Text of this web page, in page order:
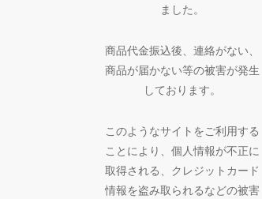
ました。
商品代金振込後、連絡がない、
商品が届かない等の被害が発生
しております。
このようなサイトをご利用する
ことにより、個人情報が不正に
取得される、クレジットカード
情報を盗み取られるなどの被害